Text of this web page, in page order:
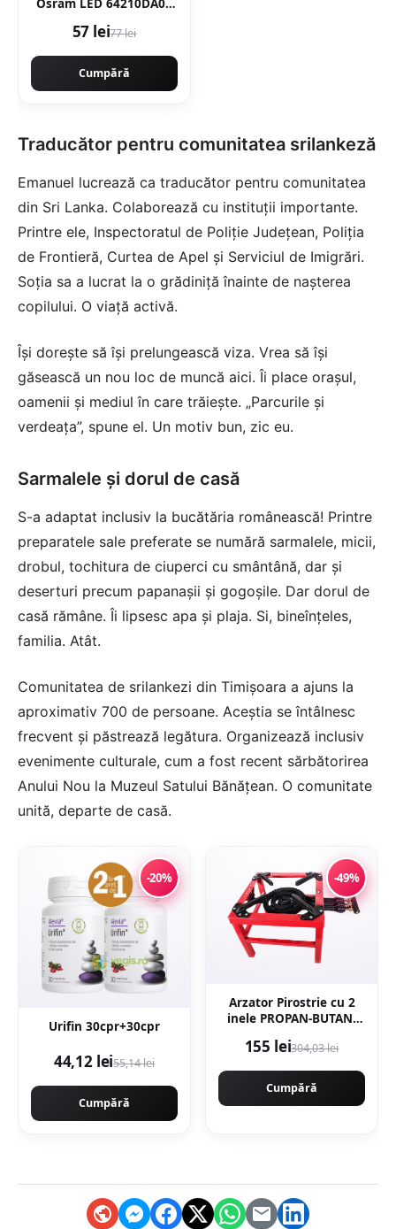
Osram LED 64210DA03
VW
57 lei77 lei
Cumpără
Traducător pentru comunitatea srilankeză
Emanuel lucrează ca traducător pentru comunitatea
din Sri Lanka. Colaborează cu instituții importante.
Printre ele, Inspectoratul de Poliție Județean, Poliția
de Frontieră, Curtea de Apel și Serviciul de Imigrări.
Soția sa a lucrat la o grădiniță înainte de nașterea
copilului. O viață activă.
Își dorește să își prelungească viza. Vrea să își
găsească un nou loc de muncă aici. Îi place orașul,
oamenii și mediul în care trăiește. „Parcurile și
verdeața”, spune el. Un motiv bun, zic eu.
Sarmalele și dorul de casă
S-a adaptat inclusiv la bucătăria românească! Printre
preparatele sale preferate se numără sarmalele, micii,
drobul, tochitura de ciuperci cu smântână, dar și
deserturi precum papanașii și gogoșile. Dar dorul de
casă rămâne. Îi lipsesc apa și plaja. Si, bineînțeles,
familia. Atât.
Comunitatea de srilankezi din Timișoara a ajuns la
aproximativ 700 de persoane. Aceștia se întâlnesc
frecvent și păstrează legătura. Organizează inclusiv
evenimente culturale, cum a fost recent sărbătorirea
Anului Nou la Muzeul Satului Bănățean. O comunitate
unită, departe de casă.
-20%
Urifin 30cpr+30cpr
44,12 lei55,14 lei
Cumpără
-49%
Arzator Pirostrie cu 2
inele PROPAN-BUTAN,
EurGas B4195
155 lei304,03 lei
Cumpără